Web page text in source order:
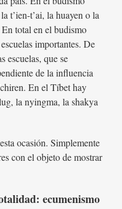
t’ien-t’ai, la huayen o la
total en el budismo
importantes. De
escuelas, que se
de la influencia
En el Tíbet hay
la nyingma, la shakya
ocasión. Simplemente
con el objeto de mostrar
ecumenismo